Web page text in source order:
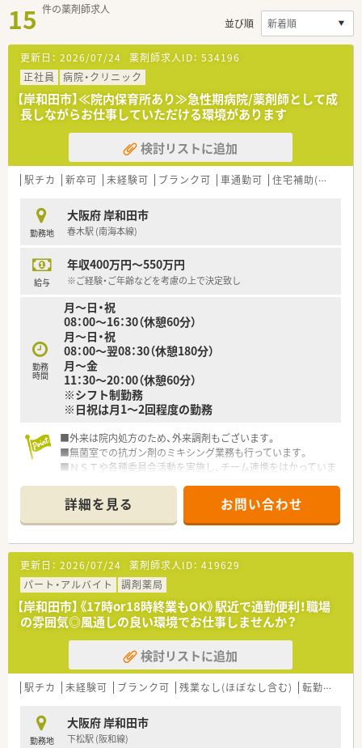
15 件の薬剤師求人
並び順
更新日： 2026/07/24 薬剤師求人ID： 534196
正社員
病院・クリニック
【岸和田市】≪院内保育所あり≫急性期病院/薬剤師として成
長しながらお仕事していただける環境があります
検討リストに追加
駅チカ 新卒可 未経験可 ブランク可 車通勤可 住宅補助(手当)あり
勤務地
大阪府 岸和田市
春木駅 (南海本線)
給与
年収400万円～550万円
※ご経験・ご年齢などを考慮の上で決定致し
勤務
時間
月～日・祝
08：00～16：30（休憩60分）
月～日・祝
08：00～翌08：30（休憩180分）
月～金
11：30～20：00（休憩60分）
※シフト制勤務
※日祝は月1～2回程度の勤務
■外来は院内処方のため、外来調剤もございます。
■無菌室での抗ガン剤のミキシング業務も行っています。
■ＮＳＴや各種委員会活動を実施し、チーム連携をはかっていま
■乳幼児から学童保育まで、お子さんをお預けできる保育施設が
あります。
詳細を見る お問い合わせ
更新日： 2026/07/24 薬剤師求人ID： 419629
パート・アルバイト
調剤薬局
【岸和田市】《17時or18時終業もOK》駅近で通勤便利！職場
の雰囲気◎風通しの良い環境でお仕事しませんか？
検討リストに追加
駅チカ 未経験可 ブランク可 残業なし(ほぼなし含む) 転勤なし
勤務地
大阪府 岸和田市
下松駅 (阪和線)